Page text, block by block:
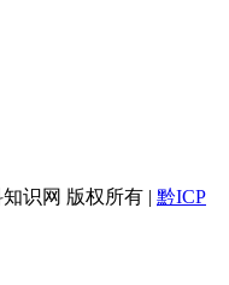
识网 版权所有 | 黔ICP